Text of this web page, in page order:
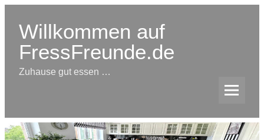
Skip
contentWillkommen auf
FressFreunde.de
Zuhause gut essen …